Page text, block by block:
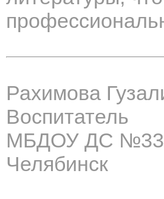
Рахимова
Воспитатель
МБДОУ ДС
Челябинск